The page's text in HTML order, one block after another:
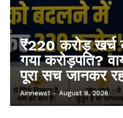
₹220 करोड़ खर्च
गया करोड़पति?
पूरा सच जानकर
Ainnews1 - August 8, 2026